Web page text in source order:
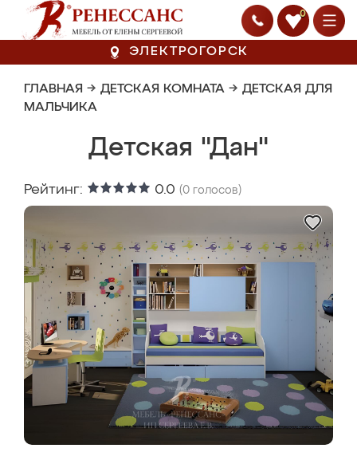
0
ЭЛЕКТРОГОРСК
ГЛАВНАЯ → ДЕТСКАЯ КОМНАТА → ДЕТСКАЯ ДЛЯ
МАЛЬЧИКА
Детская "Дан"
Рейтинг: 0.0 (0 голосов)